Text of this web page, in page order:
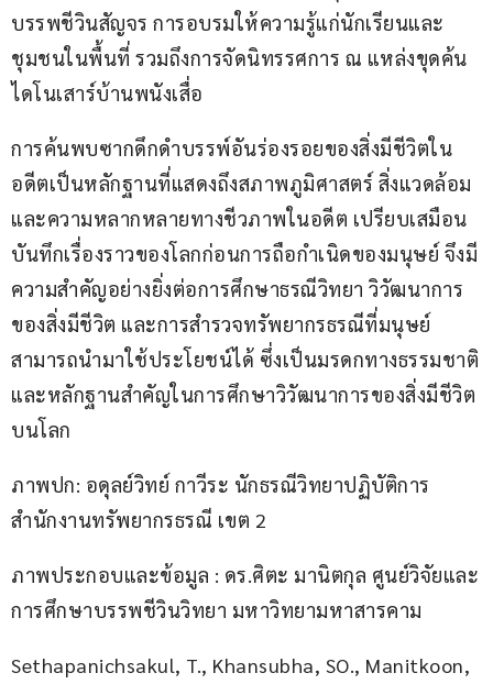
บรรพชีวินสัญจร การอบรมให้ความรู้แก่นักเรียนและ
ชุมชนในพื้นที่ รวมถึงการจัดนิทรรศการ ณ แหล่งขุดค้น
ไดโนเสาร์บ้านพนังเสื่อ
การค้นพบซากดึกดำบรรพ์อันร่องรอยของสิ่งมีชีวิตใน
อดีตเป็นหลักฐานที่แสดงถึงสภาพภูมิศาสตร์ สิ่งแวดล้อม
และความหลากหลายทางชีวภาพในอดีต เปรียบเสมือน
บันทึกเรื่องราวของโลกก่อนการถือกำเนิดของมนุษย์ จึงมี
ความสำคัญอย่างยิ่งต่อการศึกษาธรณีวิทยา วิวัฒนาการ
ของสิ่งมีชีวิต และการสำรวจทรัพยากรธรณีที่มนุษย์
สามารถนำมาใช้ประโยชน์ได้ ซึ่งเป็นมรดกทางธรรมชาติ
และหลักฐานสำคัญในการศึกษาวิวัฒนาการของสิ่งมีชีวิต
บนโลก
ภาพปก: อดุลย์วิทย์ กาวีระ นักธรณีวิทยาปฏิบัติการ
สำนักงานทรัพยากรธรณี เขต 2
ภาพประกอบและข้อมูล : ดร.ศิตะ มานิตกุล ศูนย์วิจัยและ
การศึกษาบรรพชีวินวิทยา มหาวิทยามหาสารคาม
Sethapanichsakul, T., Khansubha, SO., Manitkoon,